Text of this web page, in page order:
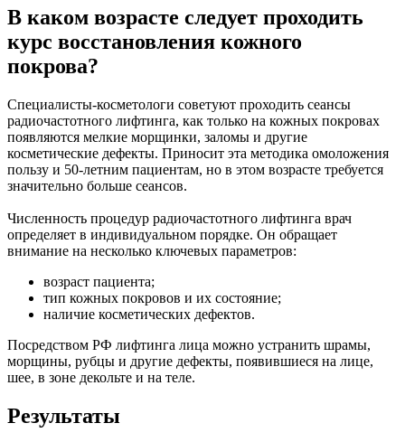
В каком возрасте следует проходить
курс восстановления кожного
покрова?
Специалисты-косметологи советуют проходить сеансы
радиочастотного лифтинга, как только на кожных покровах
появляются мелкие морщинки, заломы и другие
косметические дефекты. Приносит эта методика омоложения
пользу и 50-летним пациентам, но в этом возрасте требуется
значительно больше сеансов.
Численность процедур радиочастотного лифтинга врач
определяет в индивидуальном порядке. Он обращает
внимание на несколько ключевых параметров:
возраст пациента;
тип кожных покровов и их состояние;
наличие косметических дефектов.
Посредством РФ лифтинга лица можно устранить шрамы,
морщины, рубцы и другие дефекты, появившиеся на лице,
шее, в зоне декольте и на теле.
Результаты